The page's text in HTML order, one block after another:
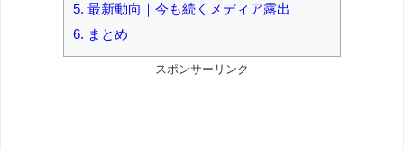
5. 最新動向｜今も続くメディア露出
6. まとめ
スポンサーリンク